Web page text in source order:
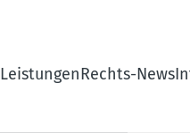
LeistungenRechts-News